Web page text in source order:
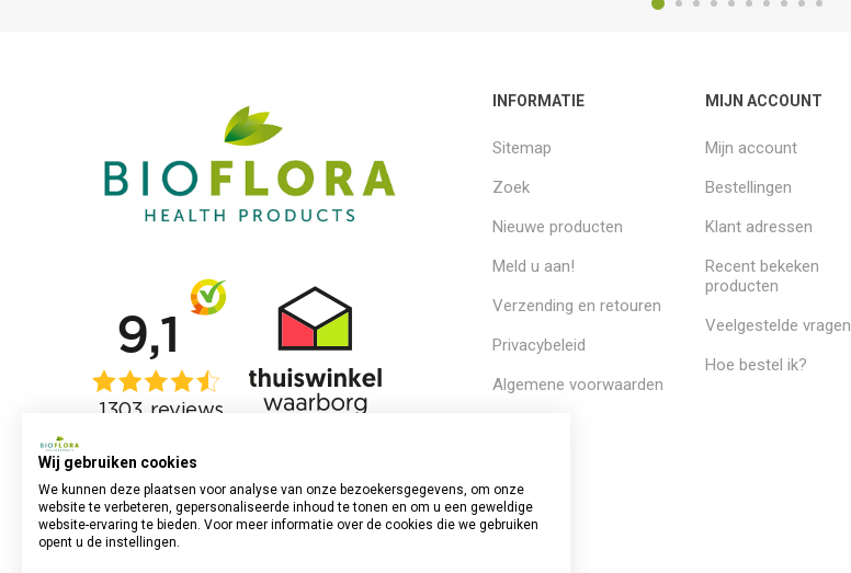
INFORMATIE
Sitemap
Zoek
Nieuwe producten
Meld u aan!
Verzending en retouren
Privacybeleid
Algemene voorwaarden
MIJN ACCOUNT
Mijn account
Bestellingen
Klant adressen
Recent bekeken
producten
Veelgestelde vragen
Hoe bestel ik?
Wij gebruiken cookies
We kunnen deze plaatsen voor analyse van onze bezoekersgegevens, om onze
website te verbeteren, gepersonaliseerde inhoud te tonen en om u een geweldige
website-ervaring te bieden. Voor meer informatie over de cookies die we gebruiken
opent u de instellingen.